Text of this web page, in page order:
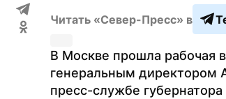
Читать «Север-Пресс» в
В Москве прошла рабочая
генеральным директором
пресс-службе губернатора